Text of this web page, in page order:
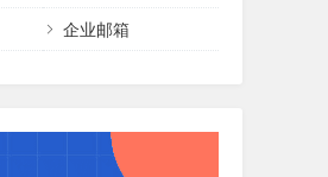
企业邮箱